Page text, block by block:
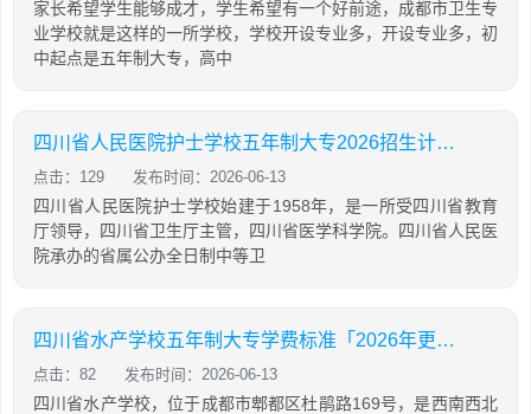
家长希望学生能够成才，学生希望有一个好前途，成都市卫生专
业学校就是这样的一所学校，学校开设专业多，开设专业多，初
中起点是五年制大专，高中
四川省人民医院护士学校五年制大专2026招生计划「2026年更新」
点击：129 发布时间：2026-06-13
四川省人民医院护士学校始建于1958年，是一所受四川省教育
厅领导，四川省卫生厅主管，四川省医学科学院。四川省人民医
院承办的省属公办全日制中等卫
四川省水产学校五年制大专学费标准「2026年更新」
点击：82 发布时间：2026-06-13
四川省水产学校，位于成都市郫都区杜鹃路169号，是西南西北